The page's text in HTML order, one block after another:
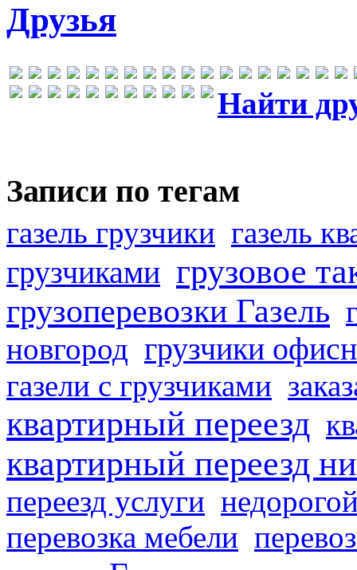
Друзья
Найти
Записи по тегам
газель грузчики газель
грузчиками грузовое
грузоперевозки Газель
новгород грузчики
газели с грузчиками
квартирный переезд
квартирный переезд
переезд услуги
перевозка мебели